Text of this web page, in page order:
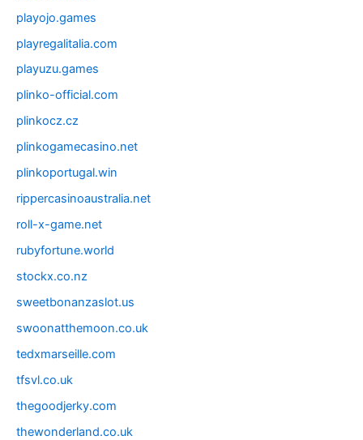
playojo.games
playregalitalia.com
playuzu.games
plinko-official.com
plinkocz.cz
plinkogamecasino.net
plinkoportugal.win
rippercasinoaustralia.net
roll-x-game.net
rubyfortune.world
stockx.co.nz
sweetbonanzaslot.us
swoonatthemoon.co.uk
tedxmarseille.com
tfsvl.co.uk
thegoodjerky.com
thewonderland.co.uk